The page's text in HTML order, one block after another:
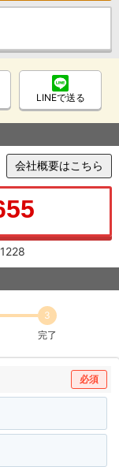
LINEで送る
会社概要はこちら
3
完了
必須